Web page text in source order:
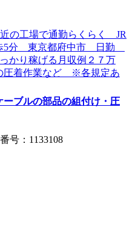
ーブルの部品の組付け・圧
号：1133108